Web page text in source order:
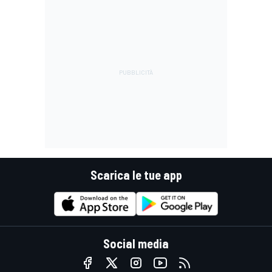
Scarica le tue app
Social media